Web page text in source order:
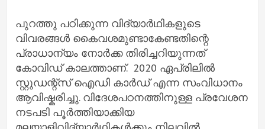
പുറത്തു പഠിക്കുന്ന വിദ്യാർഥികളുടെ
വിവരങ്ങൾ കൈവശമുണ്ടാകേണ്ടതിന്റെ
പ്രാധാന്യം നോർക്ക തിരിച്ചറിയുന്നത്
കോവിഡ് കാലത്താണ്. 2020 ഏപ്രിലിൽ
സ്റ്റുഡന്റ്സ് ഐഡി കാർഡ് എന്ന സംവിധാനം
ആവിഷ്കരിച്ചു. വിദേശപഠനത്തിനുള്ള പ്രവേശന
നടപടി പൂർത്തിയാക്കിയ